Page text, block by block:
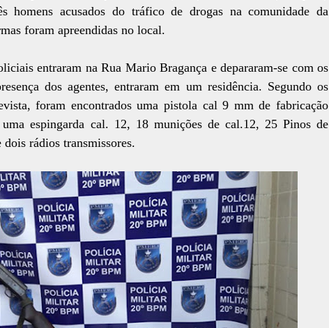
homens acusados do tráfico de drogas na comunidade da
foram apreendidas no local.
entraram na Rua Mario Bragança e depararam-se com os
dos agentes, entraram em um residência. Segundo os
foram encontrados uma pistola cal 9 mm de fabricação
espingarda cal. 12, 18 munições de cal.12, 25 Pinos de
rádios transmissores.